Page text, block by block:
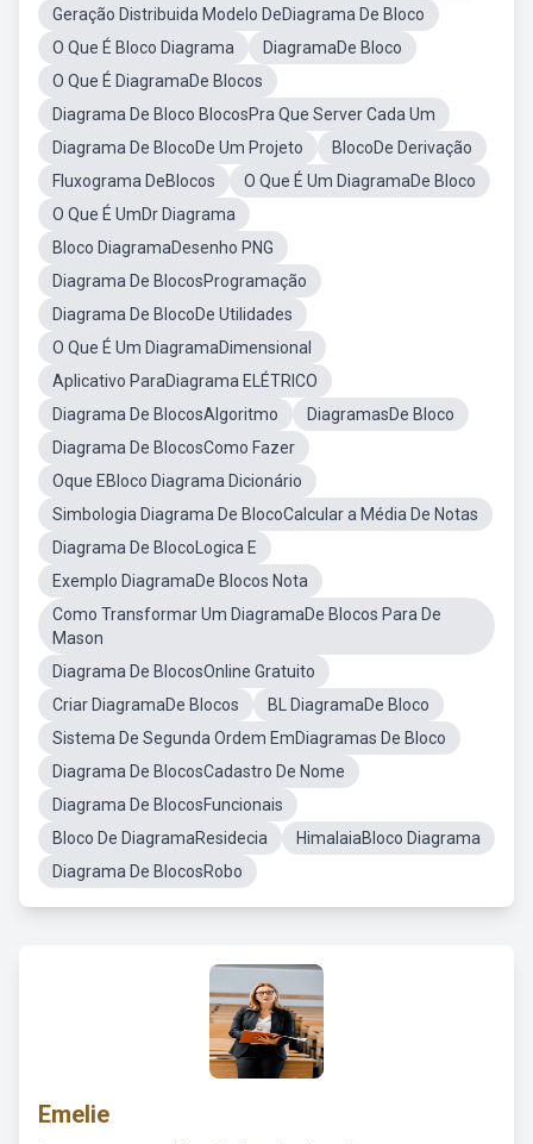
Geração Distribuida Modelo DeDiagrama De Bloco
O Que É Bloco Diagrama
DiagramaDe Bloco
O Que É DiagramaDe Blocos
Diagrama De Bloco BlocosPra Que Server Cada Um
Diagrama De BlocoDe Um Projeto
BlocoDe Derivação
Fluxograma DeBlocos
O Que É Um DiagramaDe Bloco
O Que É UmDr Diagrama
Bloco DiagramaDesenho PNG
Diagrama De BlocosProgramação
Diagrama De BlocoDe Utilidades
O Que É Um DiagramaDimensional
Aplicativo ParaDiagrama ELÉTRICO
Diagrama De BlocosAlgoritmo
DiagramasDe Bloco
Diagrama De BlocosComo Fazer
Oque EBloco Diagrama Dicionário
Simbologia Diagrama De BlocoCalcular a Média De Notas
Diagrama De BlocoLogica E
Exemplo DiagramaDe Blocos Nota
Como Transformar Um DiagramaDe Blocos Para De
Mason
Diagrama De BlocosOnline Gratuito
Criar DiagramaDe Blocos
BL DiagramaDe Bloco
Sistema De Segunda Ordem EmDiagramas De Bloco
Diagrama De BlocosCadastro De Nome
Diagrama De BlocosFuncionais
Bloco De DiagramaResidecia
HimalaiaBloco Diagrama
Diagrama De BlocosRobo
Emelie